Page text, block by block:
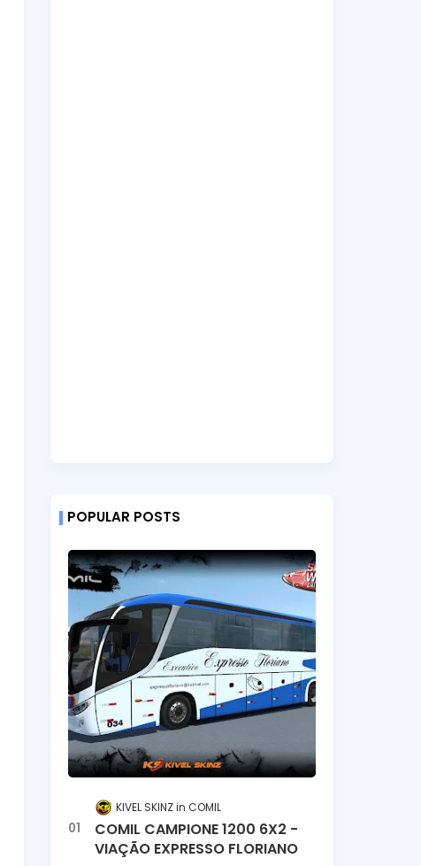
POPULAR POSTS
KIVEL SKINZ COMIL
COMIL CAMPIONE 1200 6X2 -
VIAÇÃO EXPRESSO FLORIANO